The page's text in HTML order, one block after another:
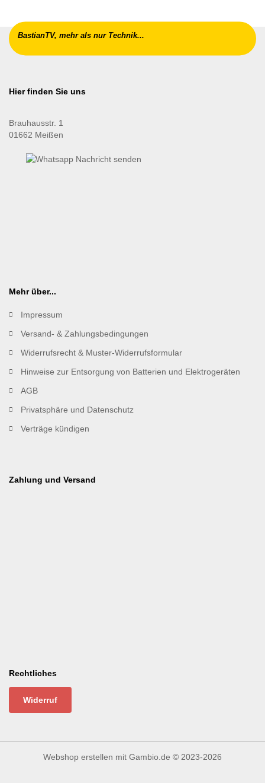
BastianTV, mehr als nur Technik...
Hier finden Sie uns
Brauhausstr. 1
01662 Meißen
Mehr über...
Impressum
Versand- & Zahlungsbedingungen
Widerrufsrecht & Muster-Widerrufsformular
Hinweise zur Entsorgung von Batterien und Elektrogeräten
AGB
Privatsphäre und Datenschutz
Verträge kündigen
Zahlung und Versand
Rechtliches
Widerruf
Webshop erstellen mit Gambio.de © 2023-2026